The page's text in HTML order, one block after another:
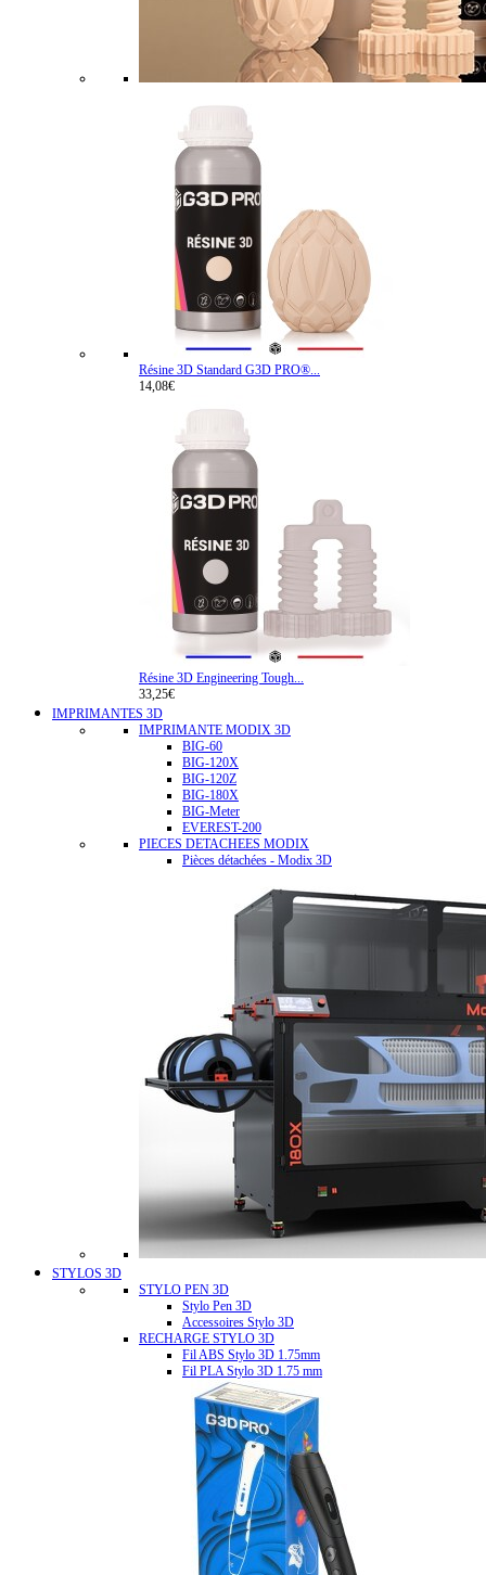
Résine 3D Standard G3D PRO®...
14,08€
Résine 3D Engineering Tough...
33,25€
IMPRIMANTES 3D
IMPRIMANTE MODIX 3D
BIG-60
BIG-120X
BIG-120Z
BIG-180X
BIG-Meter
EVEREST-200
PIECES DETACHEES MODIX
Pièces détachées - Modix 3D
STYLOS 3D
STYLO PEN 3D
Stylo Pen 3D
Accessoires Stylo 3D
RECHARGE STYLO 3D
Fil ABS Stylo 3D 1.75mm
Fil PLA Stylo 3D 1.75 mm